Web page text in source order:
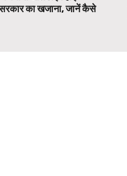
सरकार का खजाना, जानें कैसे